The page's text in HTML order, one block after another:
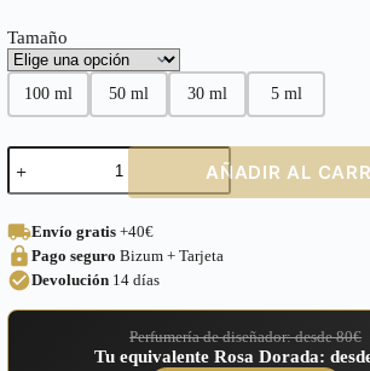
Tamaño
100 ml 50 ml 30 ml 5 ml
Perfume
equivalente
a
Dao
Eau
Parfum
Unisex
AÑADIR AL
Envío gratis +40€
Pago seguro Bizum + Tarjeta
Devolución 14 días
Perfumería de diseñador: desde 80€
Tu equivalente Rosa Dorada: